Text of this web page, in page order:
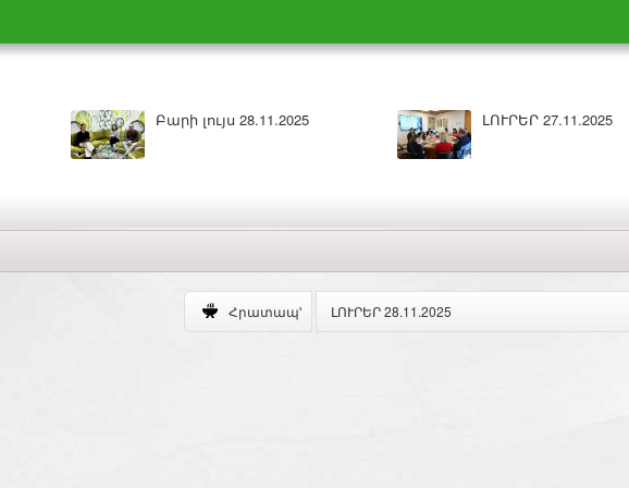
ԼՈՒՐԵՐ 26.11.2025 Բարի լույս 26.11.2025
Հրատապ' ԼՈՒՐԵՐ 28.11.2025